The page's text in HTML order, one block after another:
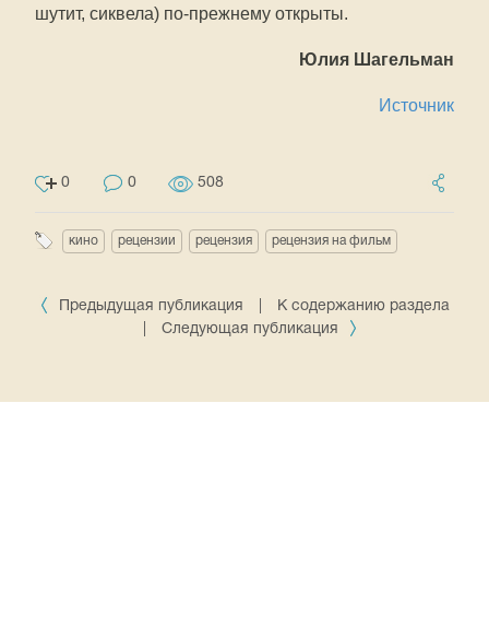
шутит, сиквела) по-прежнему открыты.
Юлия Шагельман
Источник
0 0 508
кино рецензии рецензия рецензия на фильм
Предыдущая публикация
К содержанию раздела
Следующая публикация